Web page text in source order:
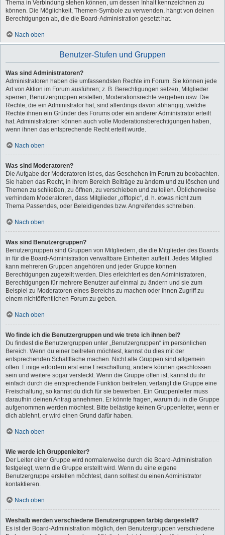
Thema in Verbindung stehen können, um dessen Inhalt kennzeichnen zu
können. Die Möglichkeit, Themen-Symbole zu verwenden, hängt von deinen
Berechtigungen ab, die die Board-Administration gesetzt hat.
Nach oben
Benutzer-Stufen und Gruppen
Was sind Administratoren?
Administratoren haben die umfassendsten Rechte im Forum. Sie können jede
Art von Aktion im Forum ausführen; z. B. Berechtigungen setzen, Mitglieder
sperren, Benutzergruppen erstellen, Moderationsrechte vergeben usw. Die
Rechte, die ein Administrator hat, sind allerdings davon abhängig, welche
Rechte ihnen ein Gründer des Forums oder ein anderer Administrator erteilt
hat. Administratoren können auch volle Moderationsberechtigungen haben,
wenn ihnen das entsprechende Recht erteilt wurde.
Nach oben
Was sind Moderatoren?
Die Aufgabe der Moderatoren ist es, das Geschehen im Forum zu beobachten.
Sie haben das Recht, in ihrem Bereich Beiträge zu ändern und zu löschen und
Themen zu schließen, zu öffnen, zu verschieben und zu teilen. Üblicherweise
verhindern Moderatoren, dass Mitglieder „offtopic“, d. h. etwas nicht zum
Thema Passendes, oder Beleidigendes bzw. Angreifendes schreiben.
Nach oben
Was sind Benutzergruppen?
Benutzergruppen sind Gruppen von Mitgliedern, die die Mitglieder des Boards
in für die Board-Administration verwaltbare Einheiten aufteilt. Jedes Mitglied
kann mehreren Gruppen angehören und jeder Gruppe können
Berechtigungen zugeteilt werden. Dies erleichtert es den Administratoren,
Berechtigungen für mehrere Benutzer auf einmal zu ändern und sie zum
Beispiel zu Moderatoren eines Bereichs zu machen oder ihnen Zugriff zu
einem nichtöffentlichen Forum zu geben.
Nach oben
Wo finde ich die Benutzergruppen und wie trete ich ihnen bei?
Du findest die Benutzergruppen unter „Benutzergruppen“ im persönlichen
Bereich. Wenn du einer beitreten möchtest, kannst du dies mit der
entsprechenden Schaltfläche machen. Nicht alle Gruppen sind allgemein
offen. Einige erfordern erst eine Freischaltung, andere können geschlossen
sein und weitere sogar versteckt. Wenn die Gruppe offen ist, kannst du ihr
einfach durch die entsprechende Funktion beitreten; verlangt die Gruppe eine
Freischaltung, so kannst du dich für sie bewerben. Ein Gruppenleiter muss
daraufhin deinen Antrag annehmen. Er könnte fragen, warum du in die Gruppe
aufgenommen werden möchtest. Bitte belästige keinen Gruppenleiter, wenn er
dich ablehnt, er wird einen Grund dafür haben.
Nach oben
Wie werde ich Gruppenleiter?
Der Leiter einer Gruppe wird normalerweise durch die Board-Administration
festgelegt, wenn die Gruppe erstellt wird. Wenn du eine eigene
Benutzergruppe erstellen möchtest, dann solltest du einen Administrator
kontaktieren.
Nach oben
Weshalb werden verschiedene Benutzergruppen farbig dargestellt?
Es ist der Board-Administration möglich, den Benutzergruppen verschiedene